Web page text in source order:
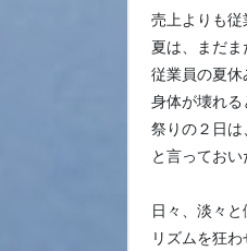
売上よりも
夏は、まだま
従業員の夏
身体が壊れ
祭りの２日
と言っておい
日々、淡々
リズムを狂